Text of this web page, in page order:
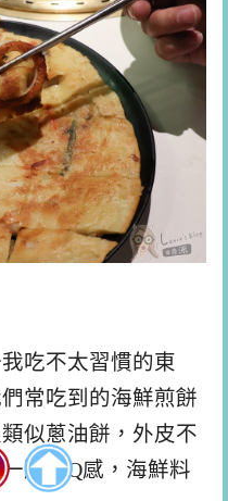
吃不太習慣的東
常吃到的海鮮煎餅
似蔥油餅，外皮不
點軟Q感，海鮮料